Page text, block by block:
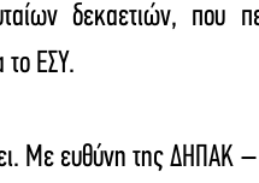
δεκαετιών, που
το ΕΣΥ.
Με ευθύνη της ΔΗΠΑΚ